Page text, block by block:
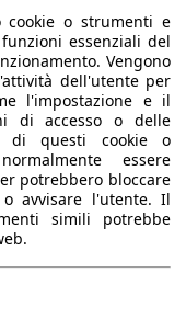
l
o strumenti e
essenziali del
Vengono
dell'utente per
l'impostazione e il
di accesso o delle
di questi cookie o
essere
potrebbero bloccare
avvisare l'utente. Il
simili potrebbe